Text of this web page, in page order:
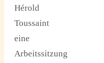
Hérold
Toussaint
eine
Arbeitssitzung